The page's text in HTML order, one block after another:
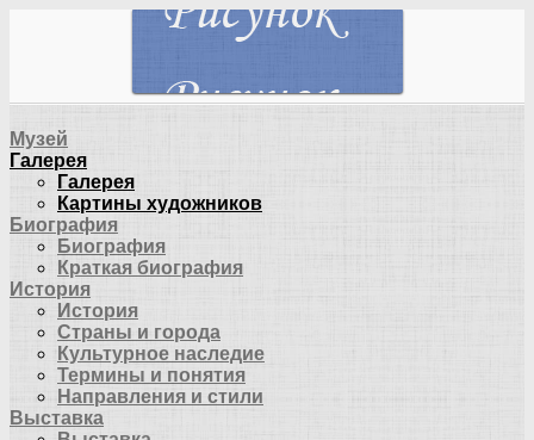
Музей
Галерея
Галерея
Картины художников
Биография
Биография
Краткая биография
История
История
Страны и города
Культурное наследие
Термины и понятия
Направления и стили
Выставка